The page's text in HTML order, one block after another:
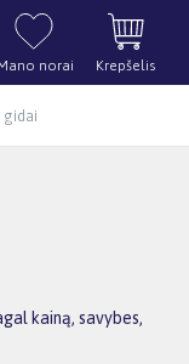
norai Krepšelis
gidai
kainą, savybes,